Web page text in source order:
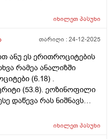
იხილეთპასუხი
თარიღი :24-12-2025
ანუ ეს ერითროციტების
რამეა ანალიზში
(6.18) .
(53.8). ეოზინოფილი
დაწევა რას ნიშნავს
)მაქვს ამდროს სიცხე
იხილეთპასუხი